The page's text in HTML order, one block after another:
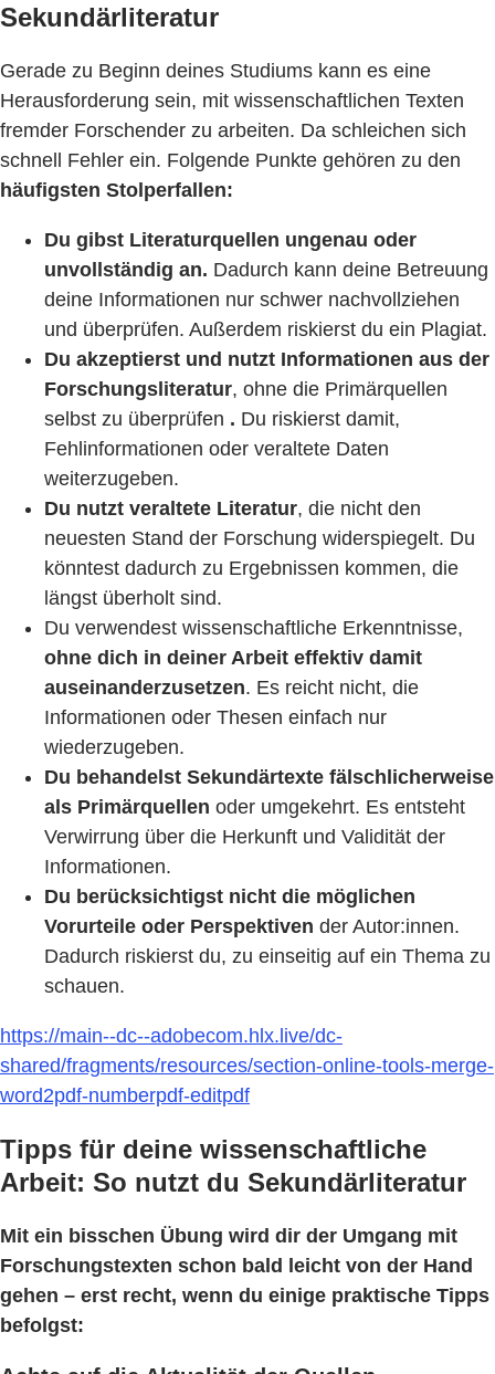
Sekundärliteratur
Gerade zu Beginn deines Studiums kann es eine
Herausforderung sein, mit wissenschaftlichen Texten
fremder Forschender zu arbeiten. Da schleichen sich
schnell Fehler ein. Folgende Punkte gehören zu den
häufigsten Stolperfallen:
Du gibst Literaturquellen ungenau oder
unvollständig an. Dadurch kann deine Betreuung
deine Informationen nur schwer nachvollziehen
und überprüfen. Außerdem riskierst du ein Plagiat.
Du akzeptierst und nutzt Informationen aus der
Forschungsliteratur, ohne die Primärquellen
selbst zu überprüfen . Du riskierst damit,
Fehlinformationen oder veraltete Daten
weiterzugeben.
Du nutzt veraltete Literatur, die nicht den
neuesten Stand der Forschung widerspiegelt. Du
könntest dadurch zu Ergebnissen kommen, die
längst überholt sind.
Du verwendest wissenschaftliche Erkenntnisse,
ohne dich in deiner Arbeit effektiv damit
auseinanderzusetzen. Es reicht nicht, die
Informationen oder Thesen einfach nur
wiederzugeben.
Du behandelst Sekundärtexte fälschlicherweise
als Primärquellen oder umgekehrt. Es entsteht
Verwirrung über die Herkunft und Validität der
Informationen.
Du berücksichtigst nicht die möglichen
Vorurteile oder Perspektiven der Autor:innen.
Dadurch riskierst du, zu einseitig auf ein Thema zu
schauen.
https://main--dc--adobecom.hlx.live/dc-
shared/fragments/resources/section-online-tools-merge-
word2pdf-numberpdf-editpdf
Tipps für deine wissenschaftliche
Arbeit: So nutzt du Sekundärliteratur
Mit ein bisschen Übung wird dir der Umgang mit
Forschungstexten schon bald leicht von der Hand
gehen – erst recht, wenn du einige praktische Tipps
befolgst: